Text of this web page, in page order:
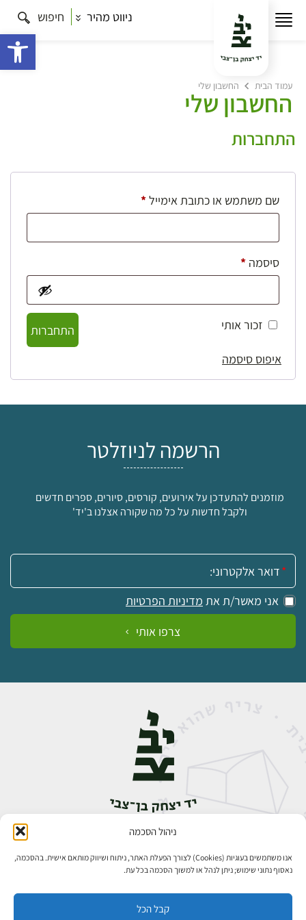
ניהול הסכמה
אנו משתמשים בעוגיות (Cookies) לצורך הפעלת האתר, ניתוח ושיווק מותאם אישית. בהסכמה,
נאסוף נתוני שימוש; ניתן לנהל או למשוך הסכמה בכל עת.
קבל הכל
ניווט מהיר חיפוש
עמוד הבית החשבון שלי
החשבון שלי
התחברות
שם משתמש או כתובת אימייל*חובה
סיסמה *חובה
זכור אותי
התחברות
איפוס סיסמה
הרשמה לניוזלטר
מוזמנים להתעדכן על אירועים, קורסים, סיורים, ספרים חדשים
ולקבל חדשות על כל מה שקורה אצלנו ב'יד'
אימייל:
אני מאשר/ת את מדיניות הפרטיות
צרפו אותי
אבן גבירול 14, רחביה, ירושלים